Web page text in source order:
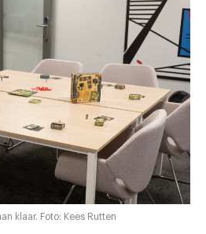
klaar. Foto: Kees Rutten